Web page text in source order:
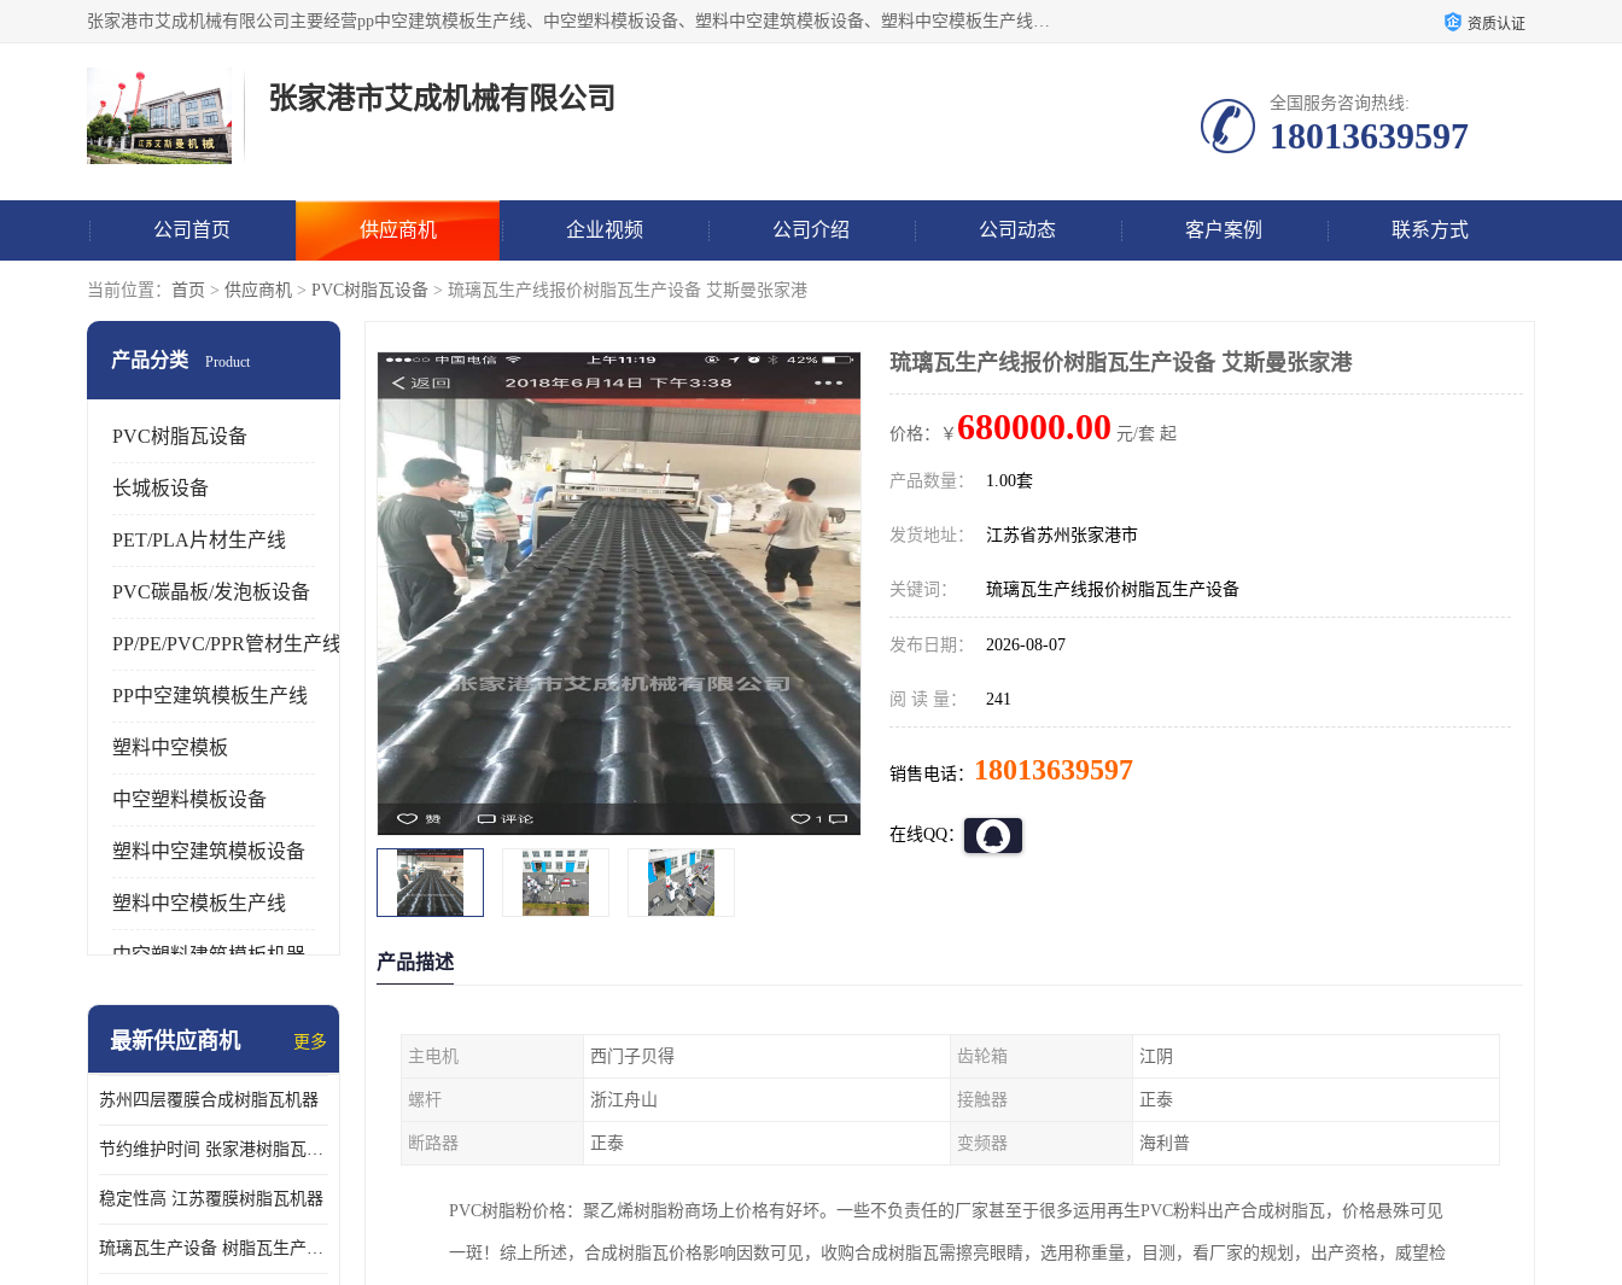
张家港市艾成机械有限公司主要经营pp中空建筑模板生产线、中空塑料模板设备、塑料中空建筑模板设备、塑料中空模板生产线、中空塑料建筑模板机器系列及相关辅机设备等。我们将不断超越自我，一如既往地为客户设计价值，竭诚为您提供更优质的技术、产品和服务！ 资质认证
张家港市艾成机械有限公司 全国服务咨询热线:
18013639597
公司首页 供应商机 企业视频 公司介绍 公司动态 客户案例 联系方式
当前位置： 首页 > 供应商机 > PVC树脂瓦设备 > 琉璃瓦生产线报价树脂瓦生产设备 艾斯曼张家港
产品分类 Product
PVC树脂瓦设备
长城板设备
PET/PLA片材生产线
PVC碳晶板/发泡板设备
PP/PE/PVC/PPR管材生产线
PP中空建筑模板生产线
塑料中空模板
中空塑料模板设备
塑料中空建筑模板设备
塑料中空模板生产线
中空塑料建筑模板机器
最新供应商机 更多
苏州四层覆膜合成树脂瓦机器
节约维护时间 张家港树脂瓦小青瓦成型机
稳定性高 江苏覆膜树脂瓦机器
琉璃瓦生产设备 树脂瓦生产设备
琉璃瓦生产线报价树脂瓦生产设备 艾斯曼张家港
价格：￥ 680000.00 元/套 起
产品数量： 1.00套
发货地址： 江苏省苏州张家港市
关键词： 琉璃瓦生产线报价树脂瓦生产设备
发布日期： 2026-08-07
阅 读 量： 241
销售电话： 18013639597
在线QQ：
产品描述
主电机 西门子贝得 齿轮箱 江阴
螺杆 浙江舟山 接触器 正泰
断路器 正泰 变频器 海利普
PVC树脂粉价格：聚乙烯树脂粉商场上价格有好坏。一些不负责任的厂家甚至于很多运用再生PVC粉料出产合成树脂瓦，价格悬殊可见
一斑！综上所述，合成树脂瓦价格影响因数可见，收购合成树脂瓦需擦亮眼睛，选用称重量，目测，看厂家的规划，出产资格，威望检